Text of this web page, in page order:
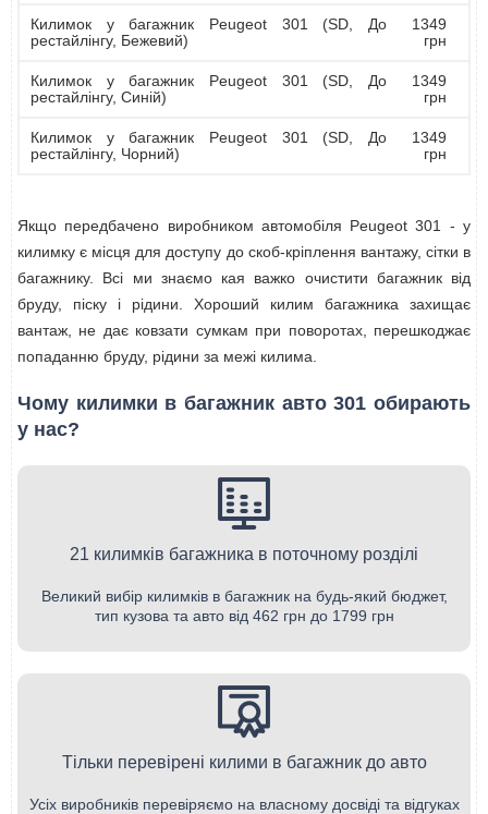
Килимок у багажник Peugeot 301 (SD, До
рестайлінгу, Бежевий)
1349
грн
Килимок у багажник Peugeot 301 (SD, До
рестайлінгу, Синій)
1349
грн
Килимок у багажник Peugeot 301 (SD, До
рестайлінгу, Чорний)
1349
грн
Якщо передбачено виробником автомобіля Peugeot 301 - у
килимку є місця для доступу до скоб-кріплення вантажу, сітки в
багажнику. Всі ми знаємо кая важко очистити багажник від
бруду, піску і рідини. Хороший килим багажника захищає
вантаж, не дає ковзати сумкам при поворотах, перешкоджає
попаданню бруду, рідини за межі килима.
Чому килимки в багажник авто 301 обирають
у нас?
21 килимків багажника в поточному розділі
Великий вибір килимків в багажник на будь-який бюджет,
тип кузова та авто від 462 грн до 1799 грн
Тільки перевірені килими в багажник до авто
Усіх виробників перевіряємо на власному досвіді та відгуках